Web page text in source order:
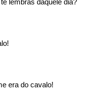
lembras daquele dia?
era do cavalo!